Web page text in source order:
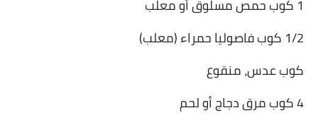
العناية بالبشرة
1 كوب حمص مسلوق أو معلب
1/2 كوب فاصوليا حمراء (معلب)
كوب عدس، منقوع
4 كوب مرق دجاج أو لحم